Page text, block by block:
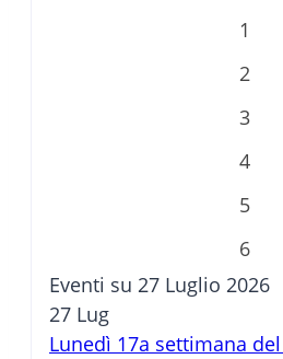
1
2
3
4
5
6
Eventi su 27 Luglio 2026
27 Lug
Lunedì 17a settimana